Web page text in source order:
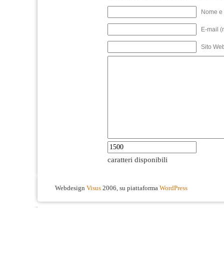
Nome
E-mail
Sito
caratteri disponibili
Webdesign Visus 2006, su piattaforma WordPress